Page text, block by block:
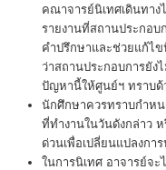
คณาจารย์นิเทศเดินทา
รายงานที่สถานประกอ
คำปรึกษาและช่วยแก้ไ
ว่าสถานประกอบการยัง
ปัญหานี้ให้ศูนย์ฯ ทราบด้
นักศึกษาควรทราบกำห
ที่ทำงานในวันดังกล่าว
ด่วนเพื่อเปลี่ยนแปลงกา
ในการนิเทศ อาจารย์จ